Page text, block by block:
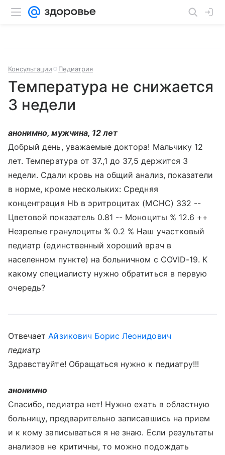
Консультации Педиатрия
Температура не снижается
3 недели
анонимно, мужчина, 12 лет
Добрый день, уважаемые доктора! Мальчику 12
лет. Температура от 37.,1 до 37,5 держится 3
недели. Сдали кровь на общий анализ, показатели
в норме, кроме нескольких: Средняя
концентрация Hb в эритроцитах (МСНС) 332 --
Цветовой показатель 0.81 -- Моноциты % 12.6 ++
Незрелые гранулоциты % 0.2 % Наш участковый
педиатр (единственный хороший врач в
населенном пункте) на больничном с COVID-19. К
какому специалисту нужно обратиться в первую
очередь?
ОтвечаетАйзикович Борис Леонидович
педиатр
Здравствуйте! Обращаться нужно к педиатру!!!
анонимно
Спасибо, педиатра нет! Нужно ехать в областную
больницу, предварительно записавшись на прием
и к кому записываться я не знаю. Если результаты
анализов не критичны, то можно подождать